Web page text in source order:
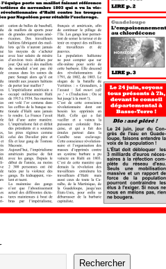
Rechercher